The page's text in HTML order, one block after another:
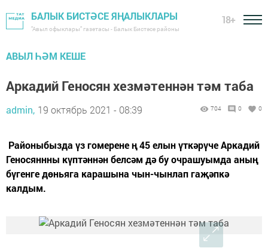
БАЛЫК БИСТӘСЕ ЯҢАЛЫКЛАРЫ
"Авыл офыклары" газетасы - Балык Бистәсе районы
18+
АВЫЛ ҺӘМ КЕШЕ
Аркадий Геносян хезмәтеннән тәм таба
admin, 19 октябрь 2021 - 08:39 704 0 0
Районыбызда үз гомерене ң 45 елын үткәрүче Аркадий
Геносяннны күптәннән белсәм дә бу очрашуымда аның
бүгенге дөньяга карашына чын-чынлап гаҗәпкә
калдым.